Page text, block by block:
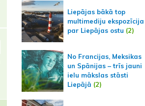
Liepājas bākā top
multimediju ekspozīcija
par Liepājas ostu (2)
No Francijas, Meksikas
un Spānijas – trīs jauni
ielu mākslas stāsti
Liepājā (2)